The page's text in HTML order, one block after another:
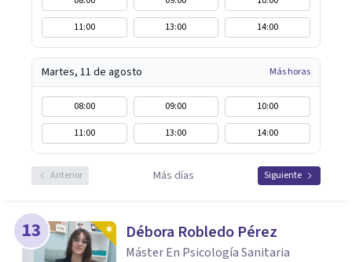
11:00
13:00 14:00
Martes, 11 de agosto Más horas
08:00 09:00
10:00
11:00
13:00 14:00
Anterior Más días Siguiente
13 Débora Robledo Pérez
Máster En Psicología Sanitaria